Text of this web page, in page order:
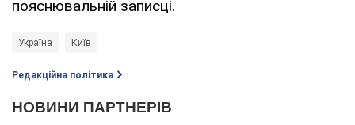
пояснювальній записці.
Україна Київ
Редакційна політика